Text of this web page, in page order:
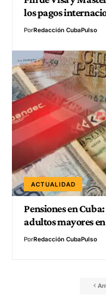
los pagos
PorRedacción CubaPulso
ACTUALIDAD
Pensiones en
adultos mayores
PorRedacción CubaPulso